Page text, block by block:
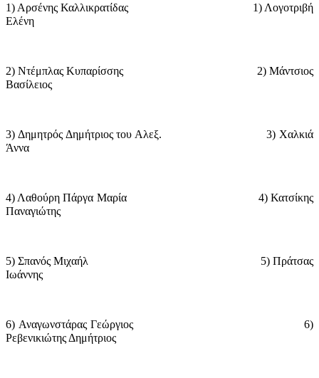
1) Αρσένης Καλλικρατίδας
1) Λογοτριβή
Ελένη
2) Ντέμπλας Κυπαρίσσης
2) Μάντσιος
Βασίλειος
3) Δημητρός Δημήτριος του Αλεξ.
3) Χαλκιά
Άννα
4) Λαθούρη Πάργα Μαρία
4) Κατσίκης
Παναγιώτης
5) Σπανός Μιχαήλ
5) Πράτσας
Ιωάννης
6) Αναγωνστάρας Γεώργιος
6)
Ρεβενικιώτης Δημήτριος